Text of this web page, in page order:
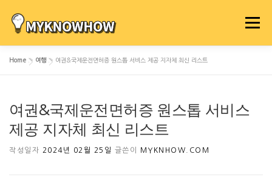
로
메뉴
Home » 여행 » 여권&국제운전면허증 원스톱 서비스 제공 지자체 최신 리스트
여권&국제운전면허증 원스톱 서비스
제공 지자체 최신 리스트
작성일자 2024년 02월 25일 글쓴이 MYKNHOW.COM